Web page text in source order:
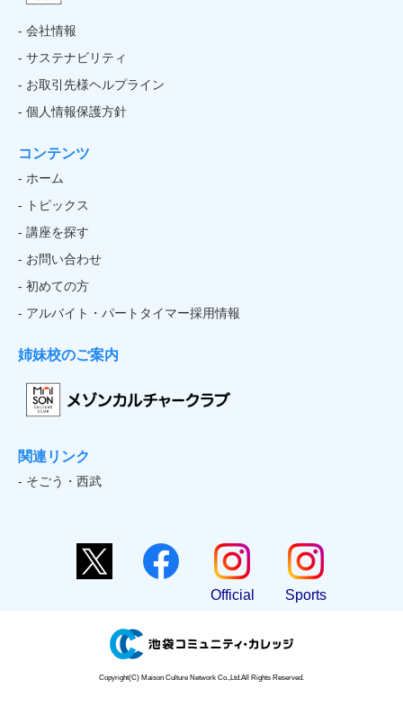
- 会社情報
- サステナビリティ
- お取引先様ヘルプライン
- 個人情報保護方針
コンテンツ
- ホーム
- トピックス
- 講座を探す
- お問い合わせ
- 初めての方
- アルバイト・パートタイマー採用情報
姉妹校のご案内
関連リンク
- そごう・西武
Official Sports
Copyright(C) Maison Culture Network Co.,Ltd.All Rights Reserved.